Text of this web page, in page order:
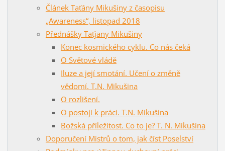
Článek Taťány Mikušiny z časopisu
„Awareness“, listopad 2018
Přednášky Taťjany Mikušiny
Konec kosmického cyklu. Co nás čeká
O Světové vládě
Iluze a její smotání. Učení o změně
vědomí. T.N. Mikušina
O rozlišení.
O postojí k práci. T.N. Mikušina
Božská příležitost. Co to je? T. N. Mikušina
Doporučení Mistrů o tom, jak číst Poselství